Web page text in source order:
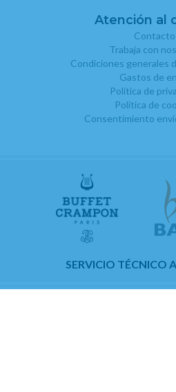
Atención al
Contacto
Trabaja con
Condiciones generales
Gastos de
Política de
Política de
Consentimiento
SERVICIO TÉCNICO